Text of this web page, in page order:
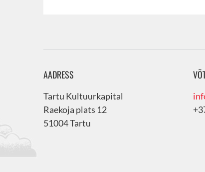
AADRESS
Tartu Kultuurkapital
Raekoja plats 12
51004 Tartu